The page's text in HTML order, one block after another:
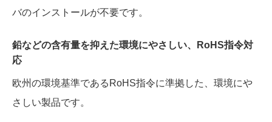
バのインストールが不要です。
鉛などの含有量を抑えた環境にやさしい、RoHS指令対
応
欧州の環境基準であるRoHS指令に準拠した、環境にや
さしい製品です。